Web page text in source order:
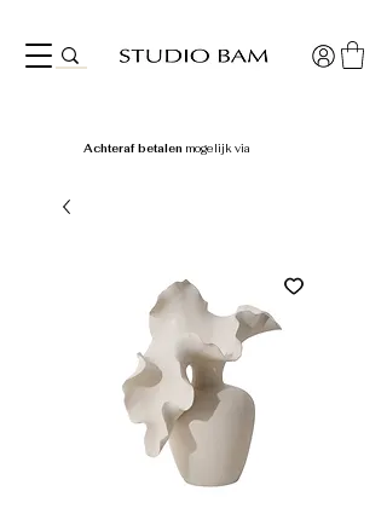
Achteraf betalen mogelijk via